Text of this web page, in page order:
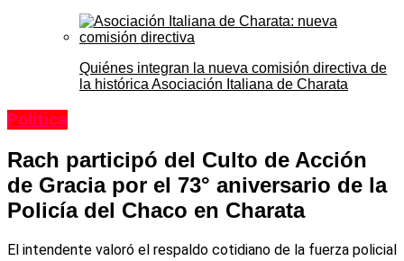
Quiénes integran la nueva comisión directiva de
la histórica Asociación Italiana de Charata
Política
Rach participó del Culto de Acción
de Gracia por el 73° aniversario de la
Policía del Chaco en Charata
El intendente valoró el respaldo cotidiano de la fuerza policial